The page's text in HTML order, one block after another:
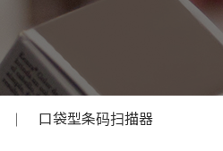
口袋型条码扫描器